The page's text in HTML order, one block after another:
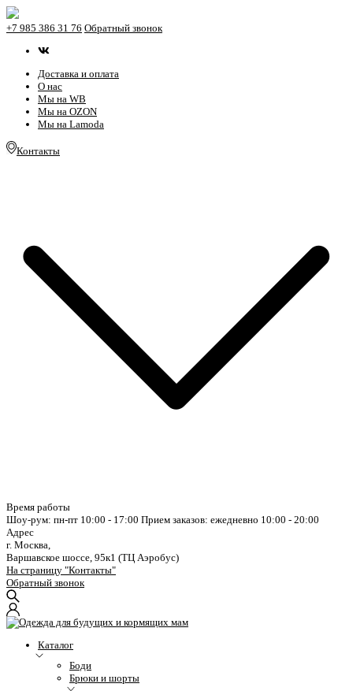
+7 985 386 31 76 Обратный звонок
Доставка и оплата
О нас
Мы на WB
Мы на OZON
Мы на Lamoda
Контакты
Время работы
Шоу-рум: пн-пт 10:00 - 17:00 Прием заказов: ежедневно 10:00 - 20:00
Адрес
г. Москва,
Варшавское шоссе, 95к1 (ТЦ Аэробус)
На страницу "Контакты"
Обратный звонок
Каталог
Боди
Брюки и шорты